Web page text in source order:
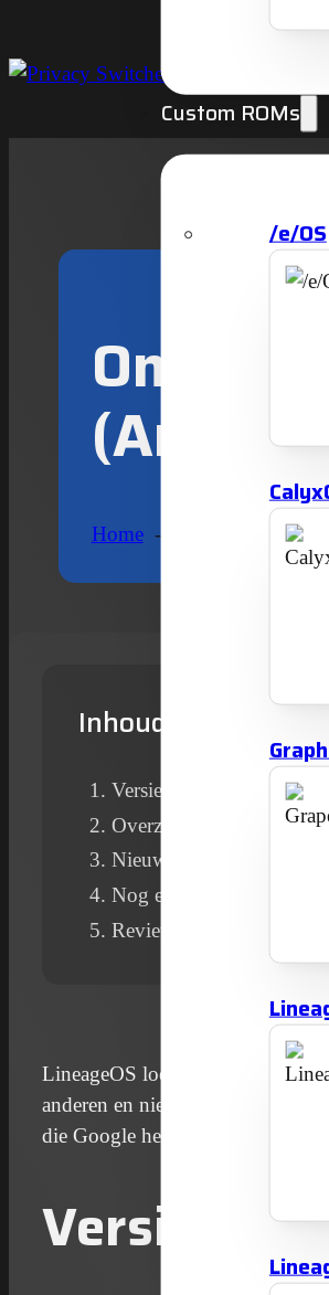
Custom ROMs
/e/OS
Ontdek
Home
Inhoudsopgave
Versieherinneringen
Overzicht nieuwe functies
Nieuwe app ‘Twelve’
Nog een nieuwe app
Review
LineageOS loopt voor de eerste
anderen en nieuwe
die Google heeft doorgevoerd,